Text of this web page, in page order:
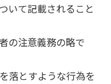
いて記載されること
の注意義務の略で
落とすような行為を